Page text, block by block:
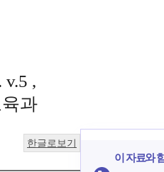
,
과
한글로보기
이 자료와